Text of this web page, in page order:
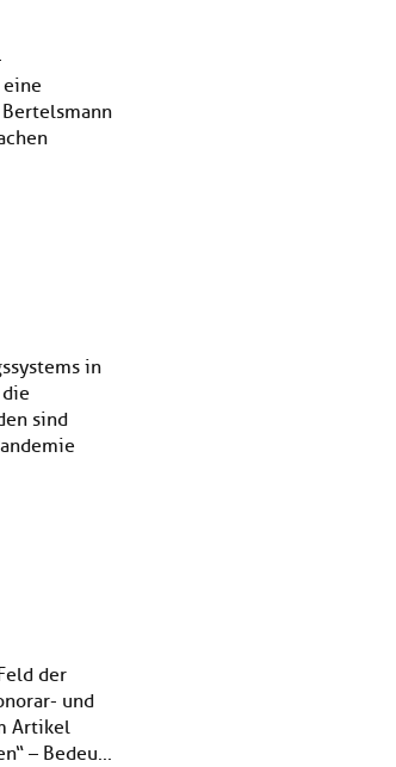
eine
in
sind
der
und
Artikel
– Bedeu...